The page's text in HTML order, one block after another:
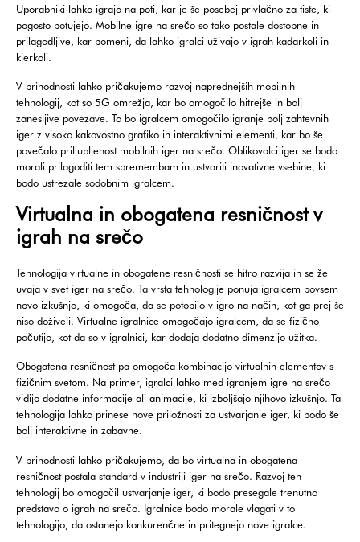
Uporabniki lahko igrajo na poti, kar je še posebej privlačno za tiste, ki
pogosto potujejo. Mobilne igre na srečo so tako postale dostopne in
prilagodljive, kar pomeni, da lahko igralci uživajo v igrah kadarkoli in
kjerkoli.
V prihodnosti lahko pričakujemo razvoj naprednejših mobilnih
tehnologij, kot so 5G omrežja, kar bo omogočilo hitrejše in bolj
zanesljive povezave. To bo igralcem omogočilo igranje bolj zahtevnih
iger z visoko kakovostno grafiko in interaktivnimi elementi, kar bo še
povečalo priljubljenost mobilnih iger na srečo. Oblikovalci iger se bodo
morali prilagoditi tem spremembam in ustvariti inovativne vsebine, ki
bodo ustrezale sodobnim igralcem.
Virtualna in obogatena resničnost v
igrah na srečo
Tehnologija virtualne in obogatene resničnosti se hitro razvija in se že
uvaja v svet iger na srečo. Ta vrsta tehnologije ponuja igralcem povsem
novo izkušnjo, ki omogoča, da se potopijo v igro na način, kot ga prej še
niso doživeli. Virtualne igralnice omogočajo igralcem, da se fizično
počutijo, kot da so v igralnici, kar dodaja dodatno dimenzijo užitka.
Obogatena resničnost pa omogoča kombinacijo virtualnih elementov s
fizičnim svetom. Na primer, igralci lahko med igranjem igre na srečo
vidijo dodatne informacije ali animacije, ki izboljšajo njihovo izkušnjo. Ta
tehnologija lahko prinese nove priložnosti za ustvarjanje iger, ki bodo še
bolj interaktivne in zabavne.
V prihodnosti lahko pričakujemo, da bo virtualna in obogatena
resničnost postala standard v industriji iger na srečo. Razvoj teh
tehnologij bo omogočil ustvarjanje iger, ki bodo presegale trenutno
predstavo o igrah na srečo. Igralnice bodo morale vlagati v to
tehnologijo, da ostanejo konkurenčne in pritegnejo nove igralce.